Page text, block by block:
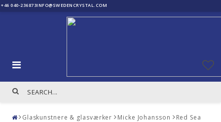
+46 040-236873INFO@SWEDENCRYSTAL.COM
Glaskunstnere & glasværker Micke Johansson Red Sea